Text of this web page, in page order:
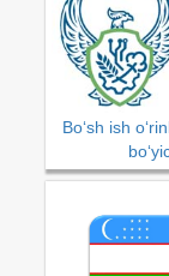
Bo‘sh ish